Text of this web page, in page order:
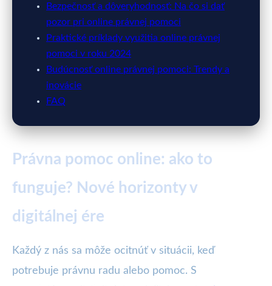
Bezpečnosť a dôveryhodnosť: Na čo si dať
pozor pri online právnej pomoci
Praktické príklady využitia online právnej
pomoci v roku 2024
Budúcnosť online právnej pomoci: Trendy a
inovácie
FAQ
Právna pomoc online: ako to
funguje? Nové horizonty v
digitálnej ére
Každý z nás sa môže ocitnúť v situácii, keď
potrebuje právnu radu alebo pomoc. S